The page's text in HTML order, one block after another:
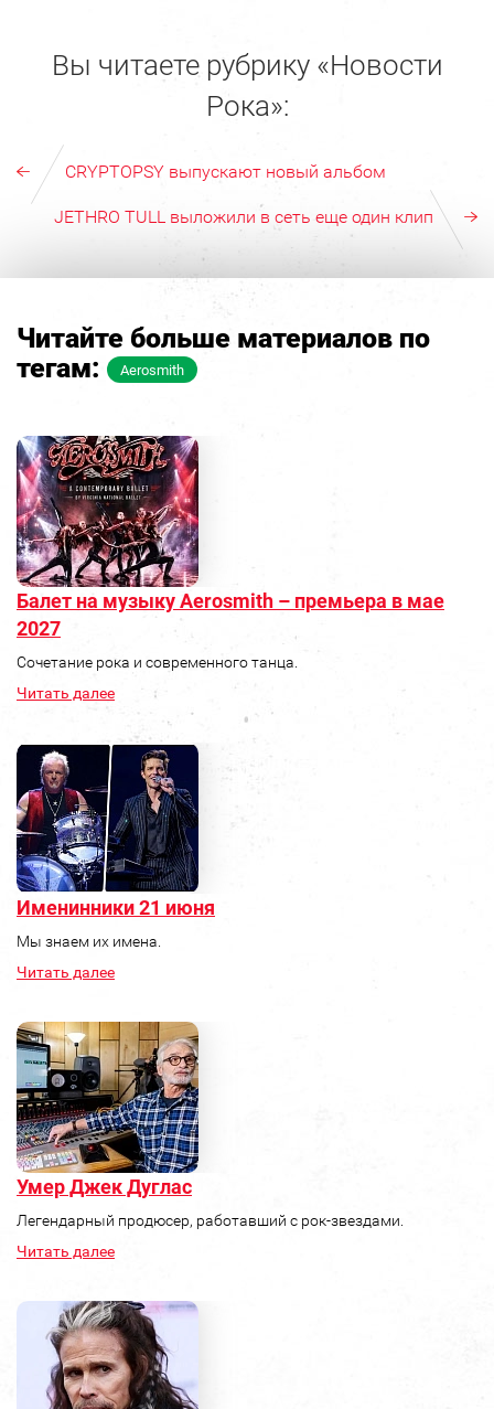
Вы читаете рубрику «Новости
Рока»:
CRYPTOPSY выпускают новый альбом
JETHRO TULL выложили в сеть еще один клип
Читайте больше материалов по
тегам:
Aerosmith
Балет на музыку Aerosmith – премьера в мае
2027
Сочетание рока и современного танца.
Читать далее
Именинники 21 июня
Мы знаем их имена.
Читать далее
Умер Джек Дуглас
Легендарный продюсер, работавший с рок-звездами.
Читать далее